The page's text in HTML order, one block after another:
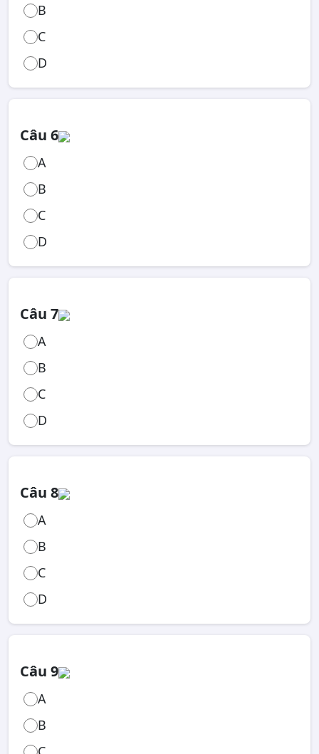
B
C
D
Câu 6
A
B
C
D
Câu 7
A
B
C
D
Câu 8
A
B
C
D
Câu 9
A
B